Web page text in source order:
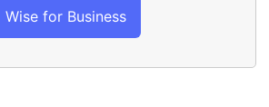
Wise for Business